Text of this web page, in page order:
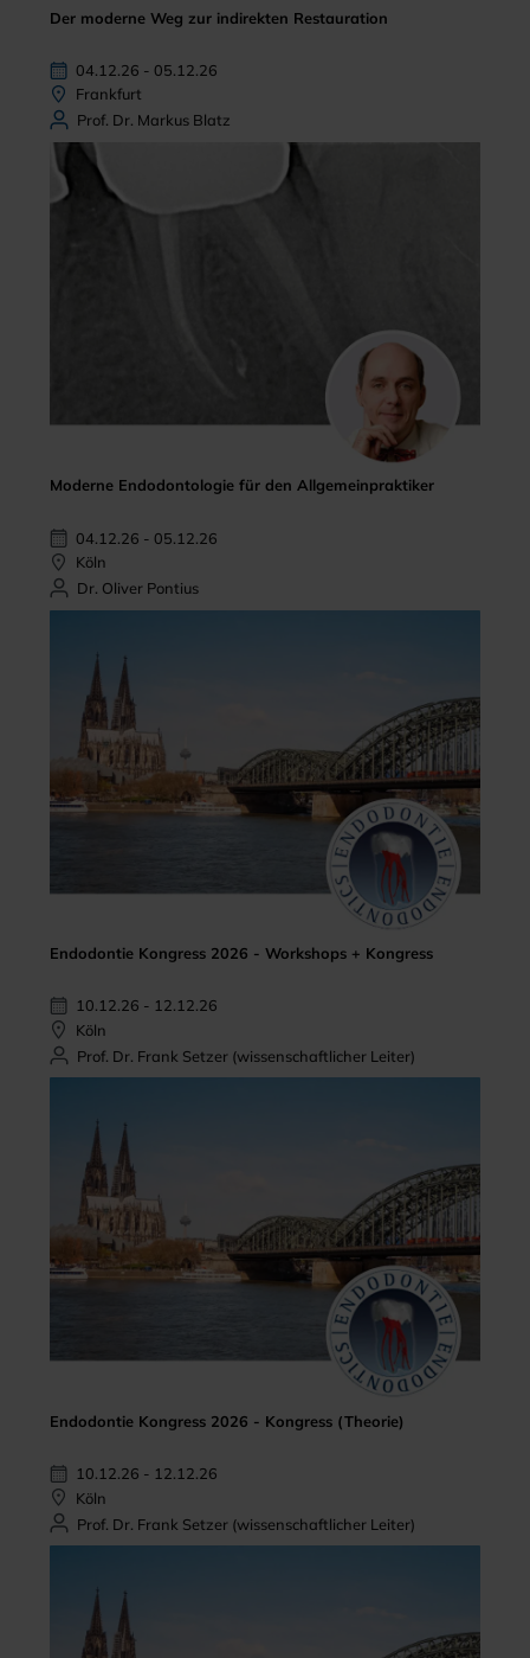
Der moderne Weg zur indirekten Restauration
04.12.26 - 05.12.26
Frankfurt
Prof. Dr. Markus Blatz
Moderne Endodontologie für den Allgemeinpraktiker
04.12.26 - 05.12.26
Köln
Dr. Oliver Pontius
Endodontie Kongress 2026 - Workshops + Kongress
10.12.26 - 12.12.26
Köln
Prof. Dr. Frank Setzer (wissenschaftlicher Leiter)
Endodontie Kongress 2026 - Kongress (Theorie)
10.12.26 - 12.12.26
Köln
Prof. Dr. Frank Setzer (wissenschaftlicher Leiter)